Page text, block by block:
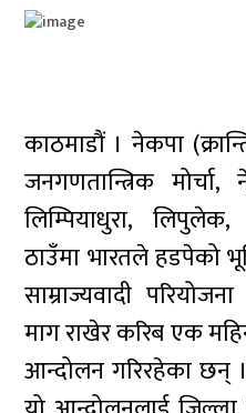
काठमाडौं । नेकपा
जनगणतान्त्रिक
लिम्पियाधुरा,
ठाउँमा भारतले हडपेको
साम्राज्यवादी
माग राखेर करिब एक
आन्दोलन गरिरहेका छन्